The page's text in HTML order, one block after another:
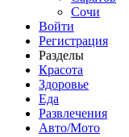
Сочи
Войти
Регистрация
Разделы
Красота
Здоровье
Еда
Развлечения
Авто/Мото